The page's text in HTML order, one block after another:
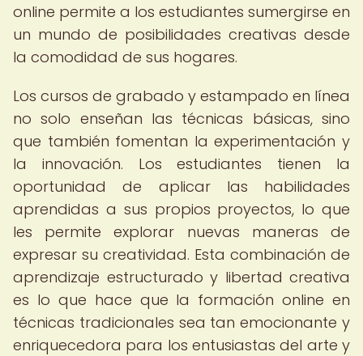
online permite a los estudiantes sumergirse en
un mundo de posibilidades creativas desde
la comodidad de sus hogares.
Los cursos de grabado y estampado en línea
no solo enseñan las técnicas básicas, sino
que también fomentan la experimentación y
la innovación. Los estudiantes tienen la
oportunidad de aplicar las habilidades
aprendidas a sus propios proyectos, lo que
les permite explorar nuevas maneras de
expresar su creatividad. Esta combinación de
aprendizaje estructurado y libertad creativa
es lo que hace que la formación online en
técnicas tradicionales sea tan emocionante y
enriquecedora para los entusiastas del arte y